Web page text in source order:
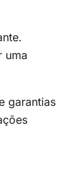
uma
garantias